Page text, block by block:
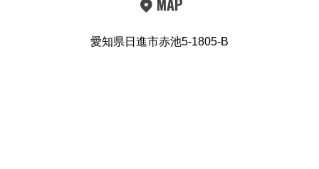
MAP
愛知県日進市赤池5-1805-B